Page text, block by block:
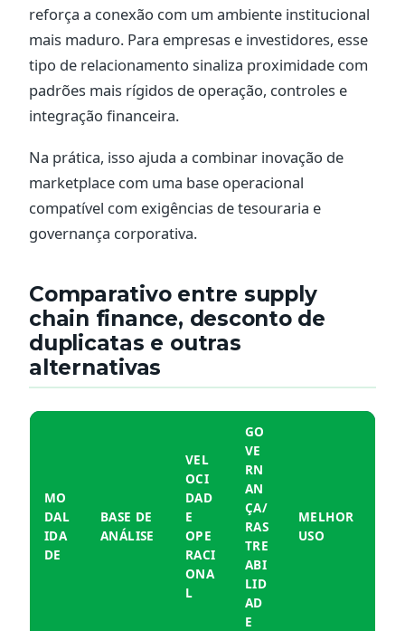
reforça a conexão com um ambiente institucional
mais maduro. Para empresas e investidores, esse
tipo de relacionamento sinaliza proximidade com
padrões mais rígidos de operação, controles e
integração financeira.
Na prática, isso ajuda a combinar inovação de
marketplace com uma base operacional
compatível com exigências de tesouraria e
governança corporativa.
Comparativo entre supply
chain finance, desconto de
duplicatas e outras
alternativas
MO
DAL
IDA
DE
BASE DE
ANÁLISE
VEL
OCI
DAD
E
OPE
RACI
ONA
L
GO
VE
RN
AN
ÇA/
RAS
TRE
ABI
LID
AD
E
MELHOR
USO